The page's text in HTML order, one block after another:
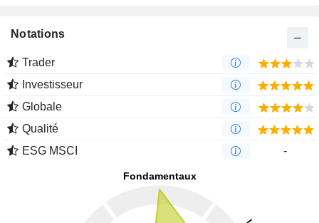
Notations
Trader
Investisseur
Globale
Qualité
ESG MSCI
-